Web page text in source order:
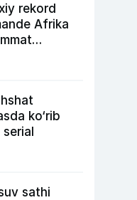
rekord
Afrika
ko‘rib
sathi